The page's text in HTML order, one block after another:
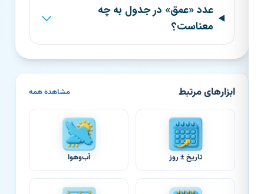
عدد «عمق» در جدول به چه
معناست؟
ابزارهای مرتبط مشاهده همه
تاریخ ± روز آب‌وهوا